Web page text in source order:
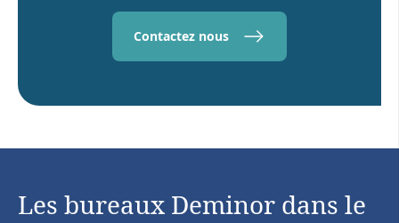
Contactez nous
Les bureaux Deminor dans le